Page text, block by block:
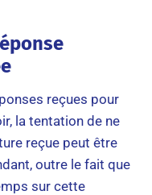
reçues pour
la tentation de ne
reçue peut être
outre le fait que
sur cette